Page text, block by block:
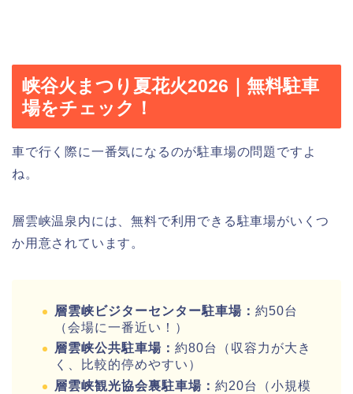
峡谷火まつり夏花火2026｜無料駐車
場をチェック！
車で行く際に一番気になるのが駐車場の問題ですよ
ね。
層雲峡温泉内には、無料で利用できる駐車場がいくつ
か用意されています。
層雲峡ビジターセンター駐車場： 約50台
（会場に一番近い！）
層雲峡公共駐車場： 約80台（収容力が大き
く、比較的停めやすい）
層雲峡観光協会裏駐車場： 約20台（小規模